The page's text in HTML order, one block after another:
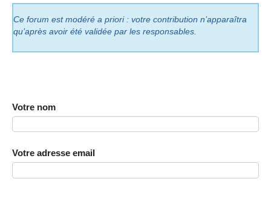
Ce forum est modéré a priori : votre contribution n’apparaîtra
qu’après avoir été validée par les responsables.
Votre nom
Votre adresse email